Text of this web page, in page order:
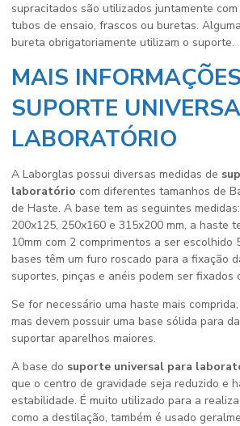
supracitados são utilizados juntamente
tubos de ensaio, frascos ou buretas.
bureta obrigatoriamente utilizam o suporte.
MAIS
SUPORTE
LABORATÓRIO
A Laborglas possui diversas medidas de
laboratório com diferentes tamanhos de
de Haste. A base tem as seguintes
200x125, 250x160 e 315x200 mm, a haste
10mm com 2 comprimentos a ser escolhido
bases têm um furo roscado para a fixação
suportes, pinças e anéis podem ser fixados
Se for necessário uma haste mais
mas devem possuir uma base sólida para
suportar aparelhos maiores.
A base do suporte universal para
que o centro de gravidade seja reduzido e
estabilidade. É muito utilizado para a
como a destilação, também é usado